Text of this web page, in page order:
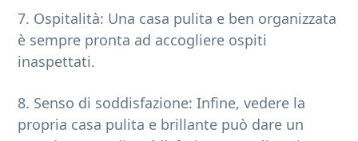
7. Ospitalità: Una casa pulita e ben organizzata
è sempre pronta ad accogliere ospiti
inaspettati.
8. Senso di soddisfazione: Infine, vedere la
propria casa pulita e brillante può dare un